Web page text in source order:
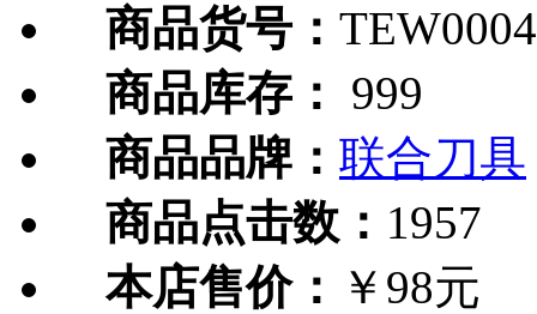
商品货号：
商品库存：
999
商品品牌： 联合刀具
商品点击数： 1957
本店售价： ￥98元